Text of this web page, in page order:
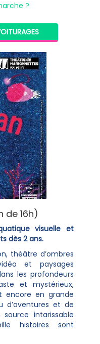
?
de 16h)
visuelle et
dès 2 ans.
théâtre d’ombres
et paysages
les profondeurs
et mystérieux,
encore en grande
d’aventures et de
intarissable
histoires sont